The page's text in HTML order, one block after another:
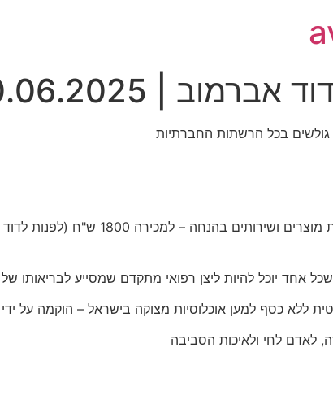
| 20.06.2025
אחד יוכל להיות ליצן רפואי מתקדם שמסייע לבריאותו
ללא כסף למען אוכלוסיות מצוקה בישראל – הוקמה על
לאדם לחי ולאיכות הסביבה